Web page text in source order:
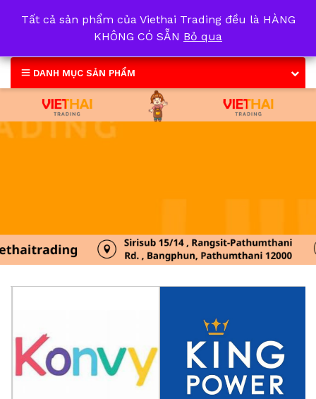
DANH MỤC SẢN PHẨM
Tất cả sản phẩm của Viethai Trading đều là HÀNG
KHÔNG CÓ SẴN Bỏ qua